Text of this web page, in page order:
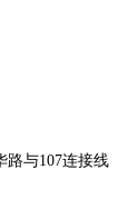
路与107连接线